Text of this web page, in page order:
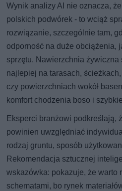
Wynik analizy AI nie oznacza,
polskich podwórek - to wciąż
rozwiązanie, szczególnie tam,
odporność na duże obciążenia,
sprzętu. Nawierzchnia
najlepiej na tarasach,
czy powierzchniach wokół
komfort chodzenia boso i
Eksperci branżowi podkreślają,
powinien uwzględniać
rodzaj gruntu, sposób
Rekomendacja sztucznej
wskazówka: pokazuje, że warto
schematami, bo rynek